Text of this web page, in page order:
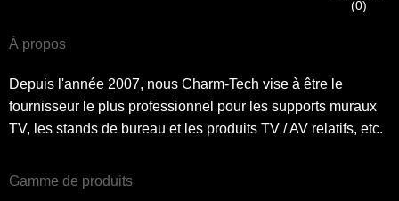
À propos
Depuis l'année 2007, nous Charm-Tech vise à être le
fournisseur le plus professionnel pour les supports muraux
TV, les stands de bureau et les produits TV / AV relatifs, etc.
Gamme de produits
(0)